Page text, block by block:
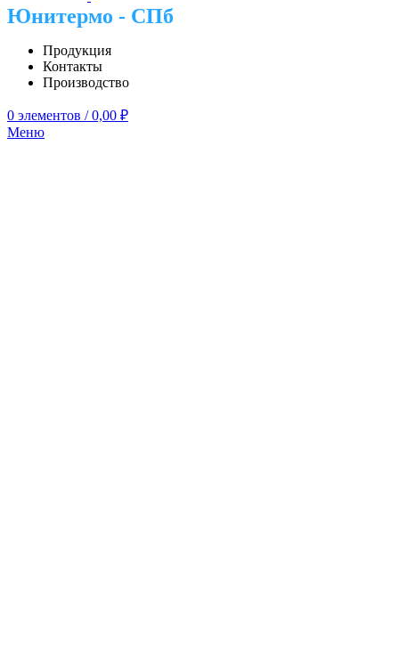
Юнитермо - СПб
Продукция
Контакты
Производство
0 элементов / 0,00 ₽
Меню